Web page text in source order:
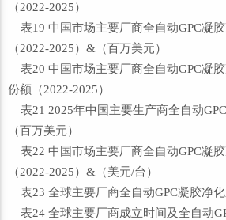
（2022-2025）
表19 中国市场主要厂商全自动GPC凝
（2022-2025）&（百万美元）
表20 中国市场主要厂商全自动GPC凝
份额（2022-2025）
表21 2025年中国主要生产商全自动
（百万美元）
表22 中国市场主要厂商全自动GPC凝
（2022-2025）&（美元/台）
表23 全球主要厂商全自动GPC凝胶净
表24 全球主要厂商成立时间及全自动